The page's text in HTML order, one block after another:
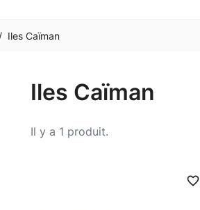
Iles Caïman
Iles Caïman
Il y a 1 produit.
favorite_border